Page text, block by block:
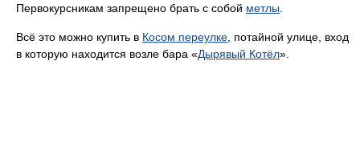
Первокурсникам запрещено брать с собой метлы
Всё это можно купить в Косом переулке , потайной улице, вход
в которую находится возле бара «Дырявый Котёл».